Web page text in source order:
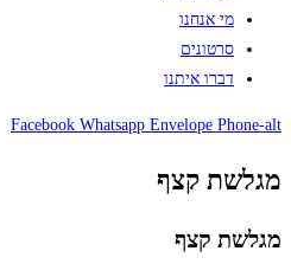
מי אנחנו
סרטונים
דברו איתנו
Facebook Whatsapp Envelope Phone-alt
מגלשת קצף
מגלשת קצף